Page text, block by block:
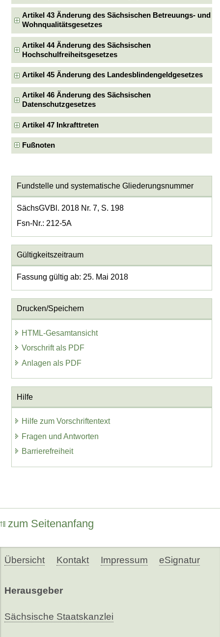
Artikel 43 Änderung des Sächsischen Betreuungs- und
Wohnqualitätsgesetzes
Artikel 44 Änderung des Sächsischen
Hochschulfreiheitsgesetzes
Artikel 45 Änderung des Landesblindengeldgesetzes
Artikel 46 Änderung des Sächsischen
Datenschutzgesetzes
Artikel 47 Inkrafttreten
Fußnoten
Fundstelle und systematische Gliederungsnummer
SächsGVBl. 2018 Nr. 7, S. 198
Fsn-Nr.: 212-5A
Gültigkeitszeitraum
Fassung gültig ab: 25. Mai 2018
Drucken/Speichern
HTML-Gesamtansicht
Vorschrift als PDF
Anlagen als PDF
Hilfe
Hilfe zum Vorschriftentext
Fragen und Antworten
Barrierefreiheit
zum Seitenanfang
Übersicht Kontakt Impressum eSignatur
Herausgeber
Sächsische Staatskanzlei